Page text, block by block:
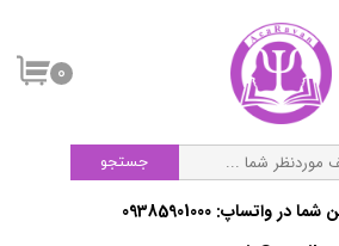
واتساپ:​​​​​​​ 09385901000
۰
جستجو